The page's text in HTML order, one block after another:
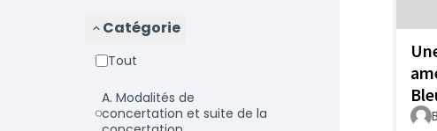
Catégorie
Tout
a. Modalités de
concertation et suite de la